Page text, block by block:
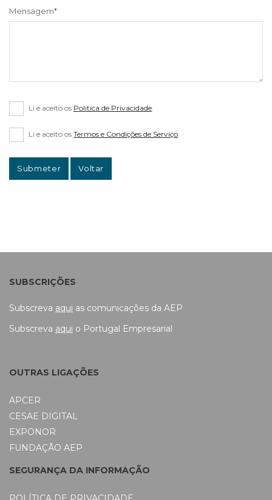
Mensagem*
Li e aceito os Politica de Privacidade.
Li e aceito os Termos e Condições de Serviço
Submeter Voltar
SUBSCRIÇÕES
Subscreva aqui as comunicações da AEP
Subscreva aqui o Portugal Empresarial
OUTRAS LIGAÇÕES
APCER
CESAE DIGITAL
EXPONOR
FUNDAÇÃO AEP
SEGURANÇA DA INFORMAÇÃO